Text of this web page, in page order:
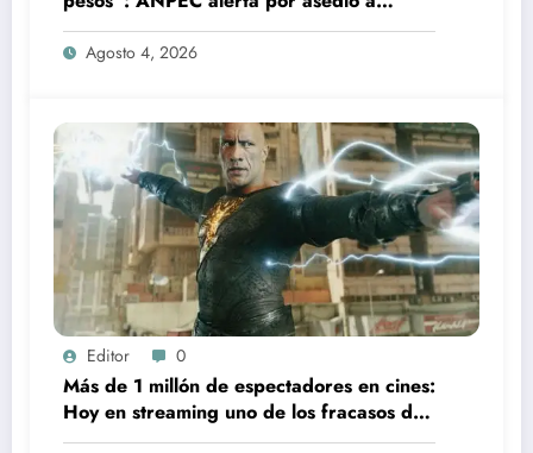
tienditas
Agosto 4, 2026
Editor 0
Más de 1 millón de espectadores en cines:
Hoy en streaming uno de los fracasos de
taquilla más caros de 2022